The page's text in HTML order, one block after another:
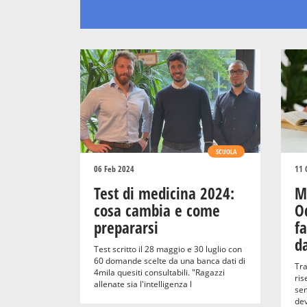
SCUOLA
06 Feb 2024
Test di medicina 2024:
cosa cambia e come
prepararsi
Test scritto il 28 maggio e 30 luglio con
60 domande scelte da una banca dati di
4mila quesiti consultabili. "Ragazzi
allenate sia l'intelligenza l
11